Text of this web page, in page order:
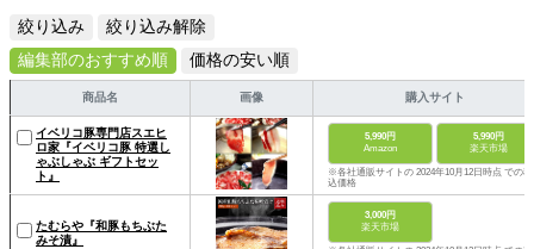
絞り込み
絞り込み解除
編集部のおすすめ順
価格の安い順
商品名 画像 購入サイト
イベリコ豚専門店スエヒ
ロ家『イベリコ豚 特選し
ゃぶしゃぶ ギフトセッ
ト』
5,990円
Amazon
5,990円
楽天市場
※各社通販サイトの 2024年10月12日時点 での税
込価格
たむらや『和豚もちぶた
みそ漬』
3,000円
楽天市場